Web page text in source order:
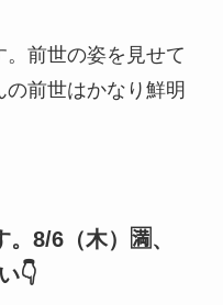
前世の姿を見せて
前世はかなり鮮明
8/6（木）🈵、
👇️